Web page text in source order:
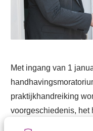
Met ingang van 1
praktijkhandreiking
voorgeschiedenis, het